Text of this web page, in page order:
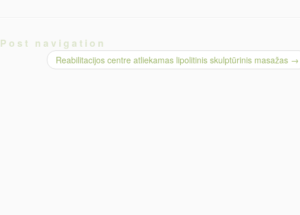
Post navigation
Reabilitacijos centre atliekamas lipolitinis skulptūrinis masažas →